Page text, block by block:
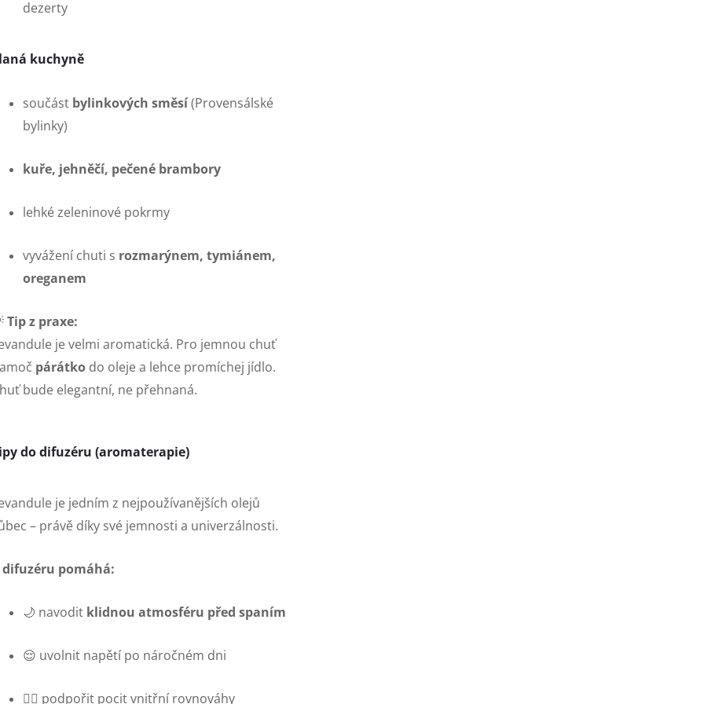
dezerty
kuchyně
součást bylinkových směsí(Provensálské
bylinky)
kuře, jehněčí, pečené brambory
lehké zeleninové pokrmy
vyvážení chuti s rozmarýnem, tymiánem,
oreganem
Tip z praxe:
je velmi aromatická. Pro jemnou chuť
párátko do oleje a lehce promíchej jídlo.
bude elegantní, ne přehnaná.
do difuzéru (aromaterapie)
je jedním z nejpoužívanějších olejů
– právě díky své jemnosti a univerzálnosti.
difuzéru pomáhá:
🌙 navodit klidnou atmosféru před spaním
😌 uvolnit napětí po náročném dni
🧘‍♀️ podpořit pocit vnitřní rovnováhy